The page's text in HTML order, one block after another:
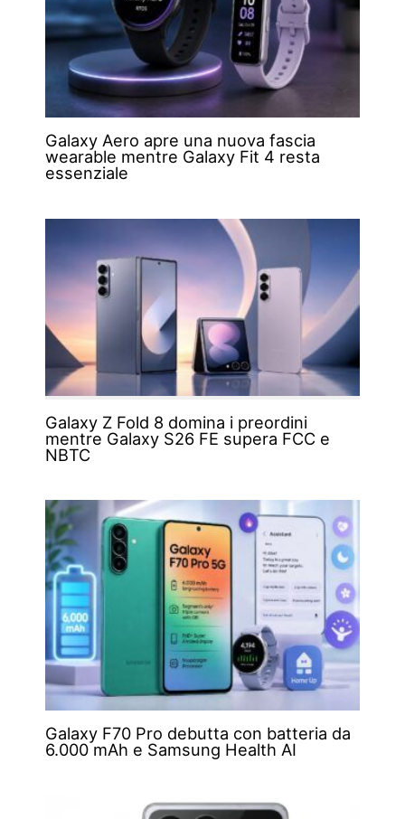
Galaxy Aero apre una nuova fascia
wearable mentre Galaxy Fit 4 resta
essenziale
Galaxy Z Fold 8 domina i preordini
mentre Galaxy S26 FE supera FCC e
NBTC
Galaxy F70 Pro debutta con batteria da
6.000 mAh e Samsung Health AI